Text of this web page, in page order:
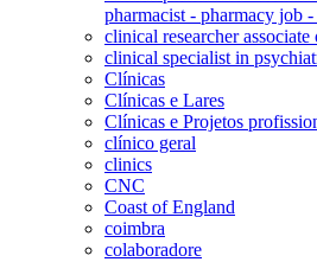
pharmacist - pharmacy job
clinical researcher
clinical specialist in
Clínicas
Clínicas e Lares
Clínicas e Projetos
clínico geral
clinics
CNC
Coast of England
coimbra
colaboradore